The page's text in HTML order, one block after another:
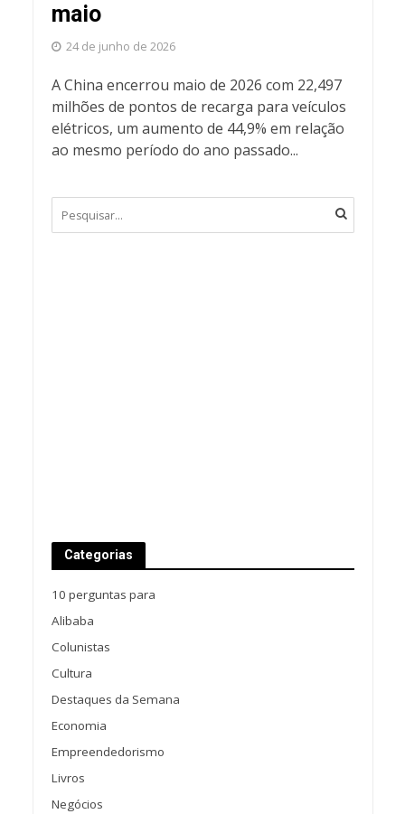
maio
24 de junho de 2026
A China encerrou maio de 2026 com 22,497
milhões de pontos de recarga para veículos
elétricos, um aumento de 44,9% em relação
ao mesmo período do ano passado...
Categorias
10 perguntas para
Alibaba
Colunistas
Cultura
Destaques da Semana
Economia
Empreendedorismo
Livros
Negócios